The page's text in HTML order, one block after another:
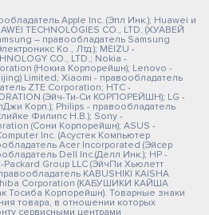
Apple Inc. (Эпл Инк.); Huawei и
TECHNOLOGIES CO., LTD. (ХУАВЕЙ
– правообладатель Samsung
Ко., Лтд.); MEIZU -
CO., LTD.; Nokia -
(Нокиа Корпорейшн); Lenovo -
Limited; Xiaomi - правообладатель
ZTE Corporation; HTC -
(Эйч-Ти-Си КОРПОРЕЙШН); LG -
Корп.); Philips - правообладатель
Филипс Н.В.); Sony -
(Сони Корпорейшн); ASUS -
Inc. (Асустек Компьютер
Acer Incorporated (Эйсер
Dell Inc.(Делл Инк.); HP -
Group LLC (ЭйчПи Хьюлетт
KABUSHIKI KAISHA
Corporation (КАБУШИКИ КАЙША
Тосиба Корпорейшн). Товарные знаки
товара, в отношении которых
сервисными центрами